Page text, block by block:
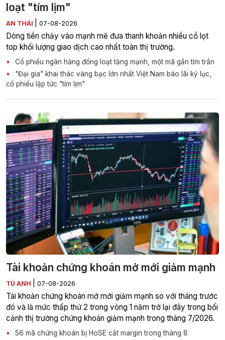
loạt "tím lịm"
AN THÁI 07-08-2026
Dòng tiền chảy vào mạnh mẽ đưa thanh khoản nhiều cổ lọt
top khối lượng giao dịch cao nhất toàn thị trường.
Cổ phiếu ngân hàng đồng loạt tăng mạnh, một mã gần tím trần
"Đại gia" khai thác vàng bạc lớn nhất Việt Nam báo lãi kỷ lục,
cổ phiếu lập tức "tím lịm"
Tài khoản chứng khoán mở mới giảm mạnh
TÚ ANH 07-08-2026
Tài khoản chứng khoán mở mới giảm mạnh so với tháng trước
đó và là mức thấp thứ 2 trong vòng 1 năm trở lại đây trong bối
cảnh thị trường chứng khoán giảm mạnh trong tháng 7/2026.
56 mã chứng khoán bị HoSE cắt margin trong tháng 8